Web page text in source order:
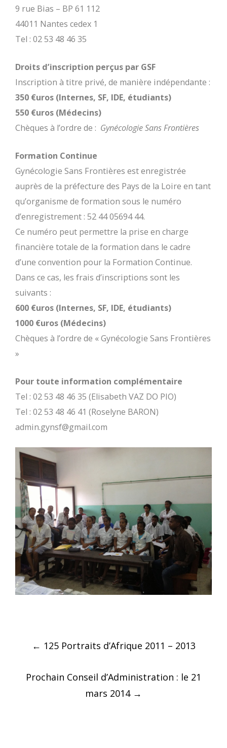
9 rue Bias – BP 61 112
44011 Nantes cedex 1
Tel : 02 53 48 46 35
Droits d’inscription perçus par GSF
Inscription à titre privé, de manière indépendante :
350 €uros (Internes, SF, IDE, étudiants)
550 €uros (Médecins)
Chèques à l’ordre de : Gynécologie Sans Frontières
Formation Continue
Gynécologie Sans Frontières est enregistrée
auprès de la préfecture des Pays de la Loire en tant
qu’organisme de formation sous le numéro
d’enregistrement : 52 44 05694 44.
Ce numéro peut permettre la prise en charge
financière totale de la formation dans le cadre
d’une convention pour la Formation Continue.
Dans ce cas, les frais d’inscriptions sont les
suivants :
600 €uros (Internes, SF, IDE, étudiants)
1000 €uros (Médecins)
Chèques à l’ordre de « Gynécologie Sans Frontières
»
Pour toute information complémentaire
Tel : 02 53 48 46 35 (Elisabeth VAZ DO PIO)
Tel : 02 53 48 46 41 (Roselyne BARON)
admin.gynsf@gmail.com
Post
← 125 Portraits d’Afrique 2011 – 2013
Prochain Conseil d’Administration : le 21
mars 2014 →